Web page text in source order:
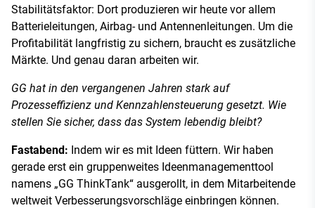
Stabilitätsfaktor: Dort produzieren wir heute vor allem
Batterieleitungen, Airbag- und Antennenleitungen. Um die
Profitabilität langfristig zu sichern, braucht es zusätzliche
Märkte. Und genau daran arbeiten wir.
GG hat in den vergangenen Jahren stark auf
Prozesseffizienz und Kennzahlensteuerung gesetzt. Wie
stellen Sie sicher, dass das System lebendig bleibt?
Fastabend: Indem wir es mit Ideen füttern. Wir haben
gerade erst ein gruppenweites Ideenmanagementtool
namens „GG ThinkTank“ ausgerollt, in dem Mitarbeitende
weltweit Verbesserungsvorschläge einbringen können.